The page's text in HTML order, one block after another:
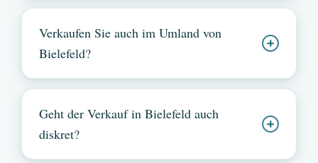
Verkaufen Sie auch im Umland von
Bielefeld?
Geht der Verkauf in Bielefeld auch
diskret?